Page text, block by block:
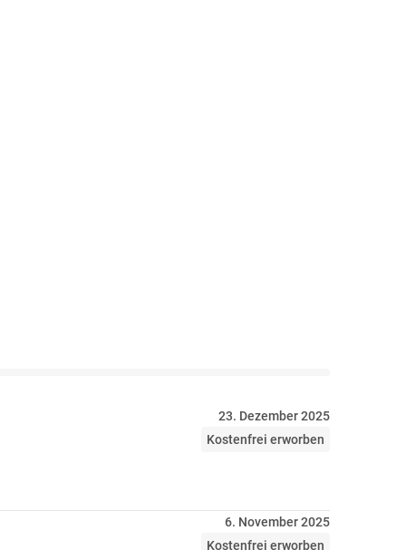
23. Dezember 2025
Kostenfrei erworben
6. November 2025
Kostenfrei erworben